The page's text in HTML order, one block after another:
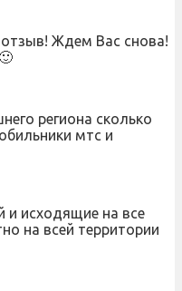
Ждем Вас снова!
региона сколько
мтс и
и исходящие на все
на всей территории